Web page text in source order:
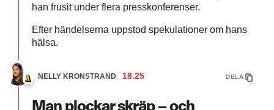
han frusit under flera presskonferenser.
Efter händelserna uppstod spekulationer om hans
hälsa.
NELLY KRONSTRAND 18.25 DELA
Man plockar skräp – och